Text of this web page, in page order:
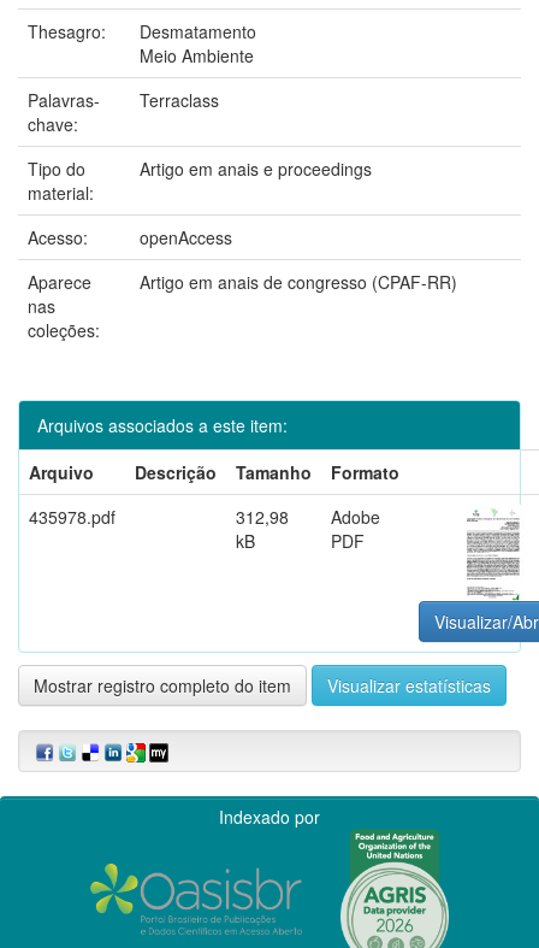
Thesagro:
Desmatamento
Meio Ambiente
Palavras-
chave:
Terraclass
Tipo do
material:
Artigo em anais e proceedings
Acesso:
openAccess
Aparece
nas
coleções:
Artigo em anais de congresso (CPAF-RR)
Arquivos associados a este item:
Arquivo
Descrição Tamanho
Formato
435978.pdf
312,98
kB
Adobe
PDF
Visualizar/
Mostrar registro completo do item Visualizar estatísticas
Indexado por